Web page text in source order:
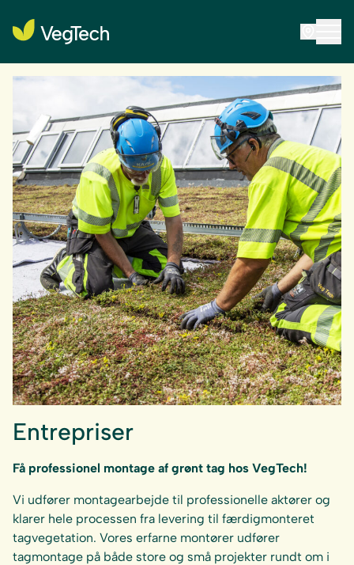
Entrepriser
Få professionel montage af grønt tag hos VegTech!
Vi udfører montagearbejde til professionelle aktører og
klarer hele processen fra levering til færdigmonteret
tagvegetation. Vores erfarne montører udfører
tagmontage på både store og små projekter rundt om i